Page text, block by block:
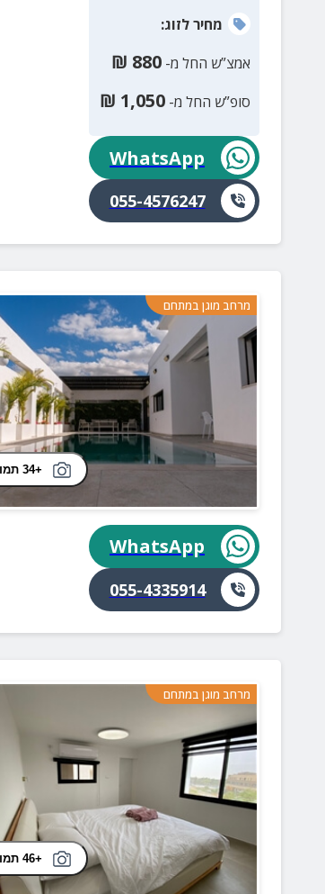
מחירלזוג:
אמצ”ש החל מ- 880
₪
סופ”ש החל מ- 1,050
₪
WhatsApp
055-4576247
מרחב מוגן במתחם
+34 תמונות
WhatsApp
055-4335914
מרחב מוגן במתחם
+46 תמונות